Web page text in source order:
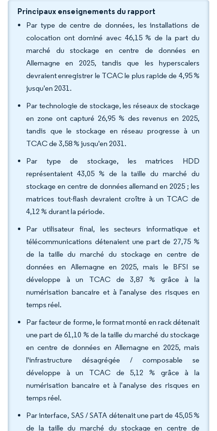
Principaux enseignements du rapport
Par type de centre de données, les installations de
colocation ont dominé avec 46,15 % de la part du
marché du stockage en centre de données en
Allemagne en 2025, tandis que les hyperscalers
devraient enregistrer le TCAC le plus rapide de 4,95 %
jusqu'en 2031.
Par technologie de stockage, les réseaux de stockage
en zone ont capturé 26,95 % des revenus en 2025,
tandis que le stockage en réseau progresse à un
TCAC de 3,58 % jusqu'en 2031.
Par type de stockage, les matrices HDD
représentaient 43,05 % de la taille du marché du
stockage en centre de données allemand en 2025 ; les
matrices tout-flash devraient croître à un TCAC de
4,12 % durant la période.
Par utilisateur final, les secteurs informatique et
télécommunications détenaient une part de 27,75 %
de la taille du marché du stockage en centre de
données en Allemagne en 2025, mais le BFSI se
développe à un TCAC de 3,87 % grâce à la
numérisation bancaire et à l'analyse des risques en
temps réel.
Par facteur de forme, le format monté en rack détenait
une part de 61,10 % de la taille du marché du stockage
en centre de données en Allemagne en 2025, mais
l'infrastructure désagrégée / composable se
développe à un TCAC de 5,12 % grâce à la
numérisation bancaire et à l'analyse des risques en
temps réel.
Par interface, SAS / SATA détenait une part de 45,05 %
de la taille du marché du stockage en centre de